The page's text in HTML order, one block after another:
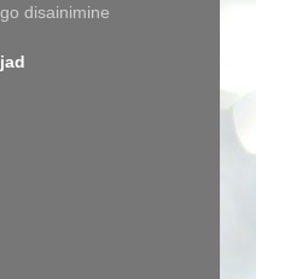
disainimine